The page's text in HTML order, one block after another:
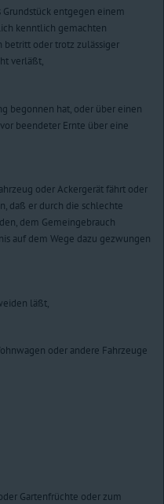
entgegen einem
kenntlich gemachten
betritt oder trotz zulässiger
verläßt,
begonnen hat, oder über einen
beendeter Ernte über eine
oder Ackergerät fährt oder
daß er durch die schlechte
dem Gemeingebrauch
auf dem Wege dazu gezwungen
läßt,
oder andere Fahrzeuge
Gartenfrüchte oder zum